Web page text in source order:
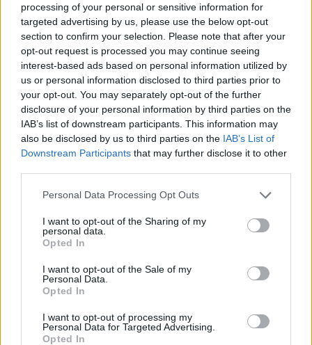
processing of your personal or sensitive information for
targeted advertising by us, please use the below opt-out
section to confirm your selection. Please note that after your
opt-out request is processed you may continue seeing
interest-based ads based on personal information utilized by
us or personal information disclosed to third parties prior to
your opt-out. You may separately opt-out of the further
disclosure of your personal information by third parties on the
IAB’s list of downstream participants. This information may
also be disclosed by us to third parties on the IAB’s List of
Downstream Participants that may further disclose it to other
Personal Data Processing Opt Outs
I want to opt-out of the Sharing of my
personal data.
Opted In
I want to opt-out of the Sale of my
Personal Data.
Opted In
I want to opt-out of processing my
Personal Data for Targeted Advertising.
Opted In
Νορβηγία: Το σεξ χωρίς συναίνεση θα
θεωρείται στο εξής βιασμός
διευρύνουν τον ορισμό της σεξουαλικής επίθεσης.